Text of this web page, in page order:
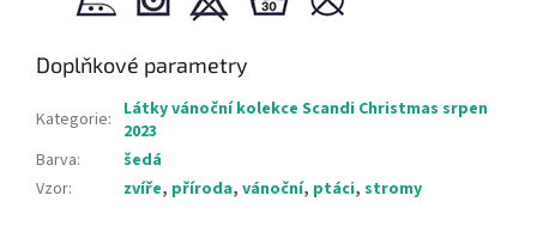
Doplňkové parametry
Kategorie: Látky vánoční kolekce Scandi Christmas srpen
2023
Barva:
šedá
Vzor: zvíře, příroda, vánoční, ptáci, stromy